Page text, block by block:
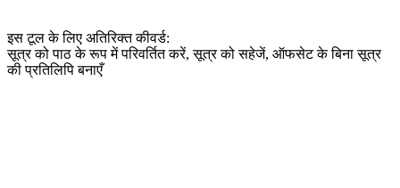
इस टूल के लिए अतिरिक्त कीवर्ड:
सूत्र को पाठ के रूप में परिवर्तित करें, सूत्र को सहेजें, ऑफसेट के बिना सूत्र
की प्रतिलिपि बनाएँ